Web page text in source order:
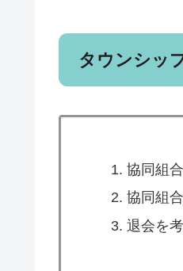
タウンシッ
協同組
協同組
退会を